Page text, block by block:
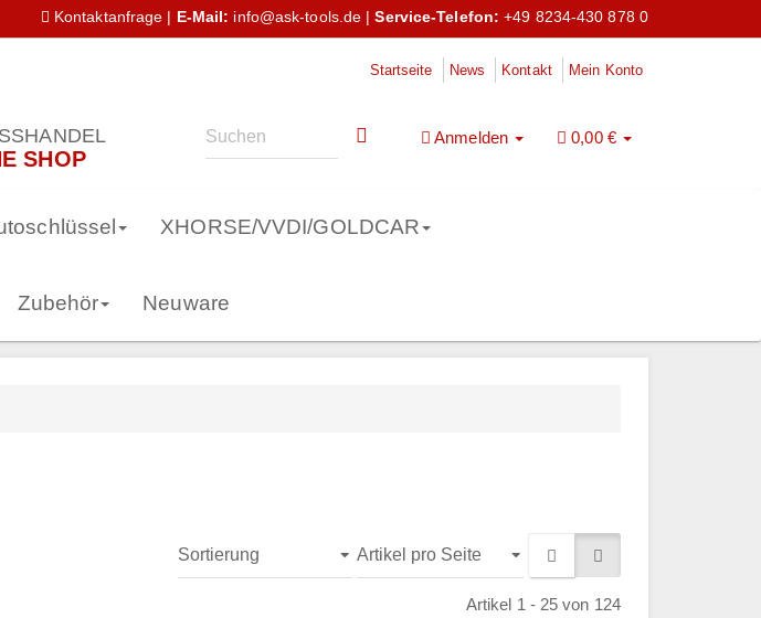
Kontaktanfrage E-Mail: info@ask-tools.de |Service-Telefon: +49 8234-430 878 0
Startseite News Kontakt Mein Konto
SHOP
Anmelden 0,00 €
XHORSE/VVDI/GOLDCAR
Zubehör Neuware
Artikel 1 - 25 von 124